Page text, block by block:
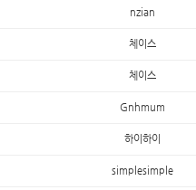
nzian
체이스
체이스
Gnhmum
하이하이
simplesimple